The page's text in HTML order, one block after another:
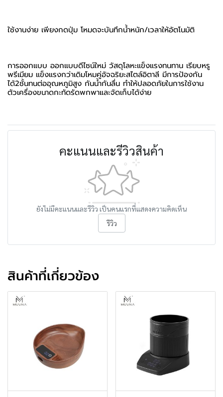
ใช้งานง่าย เพียงกดปุ่ม โหมดจะบันทึกน้ำหนัก/เวลาให้อัตโนมัติ
การออกแบบ ออกแบบดีไซน์ใหม่ วัสดุโลหะแข็งแรงทนทาน เรียบหรู
พรีเมียม แข็งแรงกว่าเดิมโหมคู่อัจฉริยะสไตล์อิตาลี มีการป้องกัน
ได้2ชั้นทนต่ออุณหภูมิสูง กันน้ำกันลื่น ทำให้ปลอดภัยในการใช้งาน
ตัวเครื่องขนาดกะทัดรัดพกพาและจัดเก็บได้ง่าย
คะแนนและรีวิวสินค้า
ยังไม่มีคะแนนและรีวิว เป็นคนแรกที่แสดงความคิดเห็น
รีวิว
สินค้าที่เกี่ยวข้อง